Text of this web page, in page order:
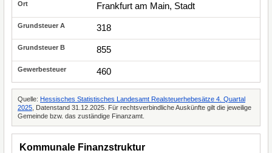
Frankfurt am Main, Stadt
318
855
460
Quelle: Hessisches Statistisches Landesamt Realsteuerhebesätze 4. Quartal
2025 , Datenstand 31.12.2025. Für rechtsverbindliche Auskünfte gilt die jeweilige
Gemeinde bzw. das zuständige Finanzamt.
Kommunale Finanzstruktur